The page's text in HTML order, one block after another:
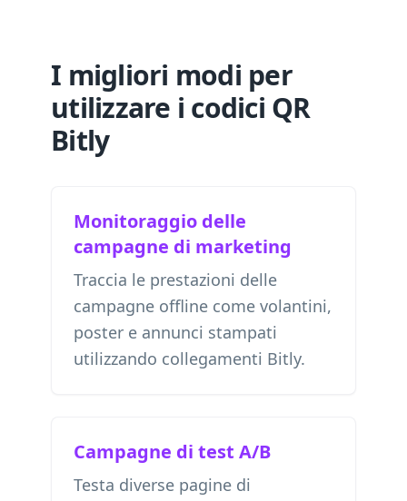
I migliori modi per
utilizzare i codici QR
Bitly
Monitoraggio delle
campagne di marketing
Traccia le prestazioni delle
campagne offline come volantini,
poster e annunci stampati
utilizzando collegamenti Bitly.
Campagne di test A/B
Testa diverse pagine di